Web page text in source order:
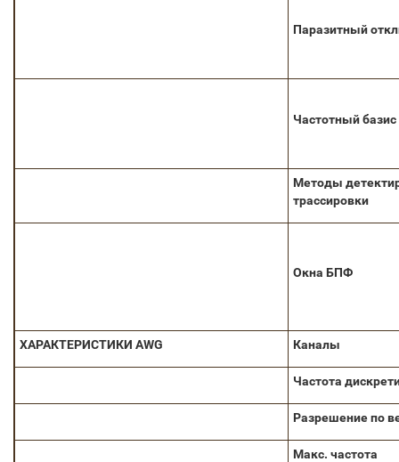
Паразитный
Частотный базис
Методы
трассировки
Окна БПФ
ХАРАКТЕРИСТИКИ AWG Каналы
Частота
Разрешение по
Макс. частота